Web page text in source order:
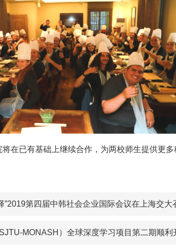
在已有基础上继续合作，为两校师生提供更
第四届中韩社会企业国际会议在上海交大
MONASH）全球深度学习项目第二期顺利